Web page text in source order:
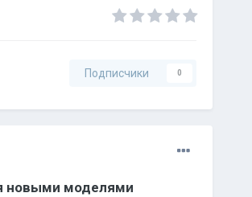
Подписчики 0
новыми моделями